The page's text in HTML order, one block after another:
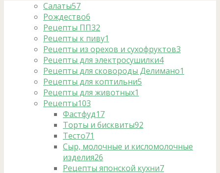
Салаты57
Рождество6
Рецепты ПП32
Рецепты к пиву1
Рецепты из орехов и сухофруктов3
Рецепты для электросушилки4
Рецепты для сковороды Делимано1
Рецепты для коптильни5
Рецепты для животных1
Рецепты103
Фастфуд17
Торты и бисквиты92
Тесто71
Сыр, молочные и кисломолочные
изделия26
Рецепты японской кухни7